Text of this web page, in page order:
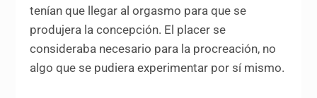
tenían que llegar al orgasmo para que se
produjera la concepción. El placer se
consideraba necesario para la procreación, no
algo que se pudiera experimentar por sí mismo.